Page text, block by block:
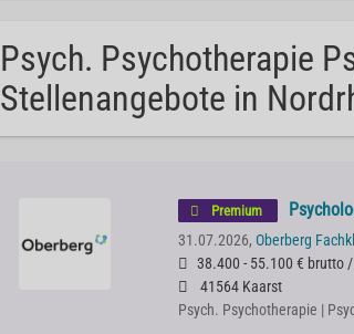
Psych. Psychotherapie
Stellenangebote in
Premium
31.07.2026, Oberberg
38.400 - 55.100 € brutto
41564 Kaarst
Psych. Psychotherapie |